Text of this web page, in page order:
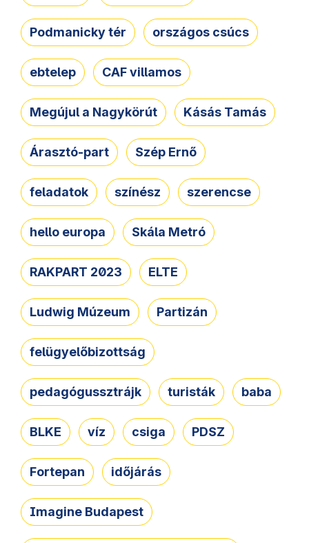
Podmanicky tér országos csúcs
ebtelep CAF villamos
Megújul a Nagykörút Kásás Tamás
Árasztó-part Szép Ernő
feladatok színész szerencse
hello europa Skála Metró
RAKPART 2023 ELTE
Ludwig Múzeum Partizán
felügyelőbizottság
pedagógussztrájk turisták baba
BLKE víz csiga PDSZ
Fortepan időjárás
Imagine Budapest